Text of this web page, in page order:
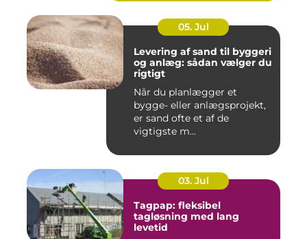
05. Jul
Levering af sand til byggeri
og anlæg: sådan vælger du
rigtigt
Når du planlægger et
bygge- eller anlægsprojekt,
er sand ofte et af de
vigtigste m...
03. Jul
Tagpap: fleksibel
tagløsning med lang
levetid